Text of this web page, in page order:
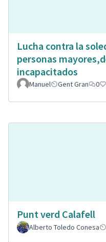
Lucha contra la
personas
incapacitados
Manuel Gent Gran 0
Punt verd Calafell
Alberto Toledo Conesa